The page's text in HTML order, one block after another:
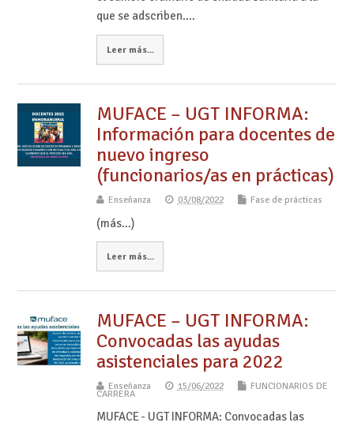
que se adscriben.…
Leer más...
MUFACE – UGT INFORMA:
Información para docentes de
nuevo ingreso
(funcionarios/as en prácticas)
Enseñanza 03/08/2022 Fase de prácticas
(más…)
Leer más...
MUFACE – UGT INFORMA:
Convocadas las ayudas
asistenciales para 2022
Enseñanza 15/06/2022 FUNCIONARIOS DE
CARRERA
MUFACE - UGT INFORMA: Convocadas las